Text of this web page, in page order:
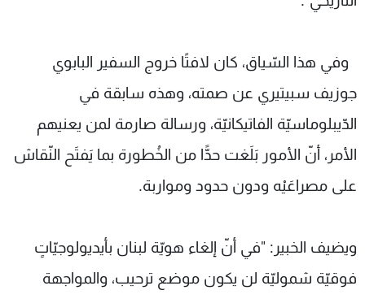
وفي هذا السّياق، كان لافتًا خروج السفير البابوي
جوزيف سبيتيري عن صمته، وهذه سابقة في
الدّيبلوماسيّة الفاتيكانيّة، ورسالة صارمة لمن يعنيهم
الأمر، أنّ الأمور بَلَغت حدًّا من الخُطورة بما يَفتَح النّقاش
على مصراعَيْه ودون حدود ومواربة.
ويضيف الخبير: "في أنّ إلغاء هويّة لبنان بأيديولوجيّاتٍ
فوقيّة شموليّة لن يكون موضع ترحيب، والمواجهة